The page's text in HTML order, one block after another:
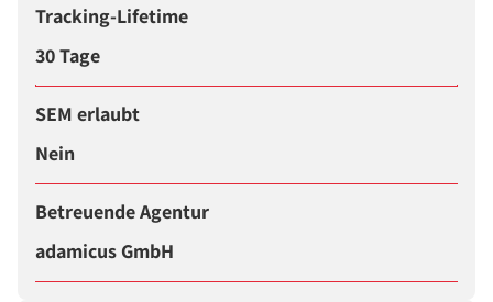
Tracking-Lifetime
30 Tage
SEM erlaubt
Nein
Betreuende Agentur
adamicus GmbH